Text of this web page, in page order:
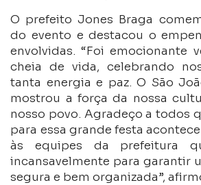
O prefeito Jones Braga
do evento e destacou o
envolvidas. “Foi emocionante
cheia de vida, celebrando
tanta energia e paz. O São
mostrou a força da nossa
nosso povo. Agradeço a todos
para essa grande festa
às equipes da prefeitura
incansavelmente para garantir
segura e bem organizada”,